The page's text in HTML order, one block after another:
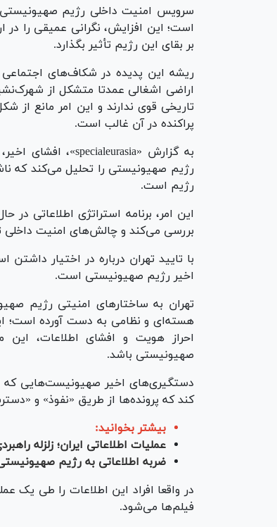
بر بقای این رژیم تأثیر بگذارد.
ریشه این پدیده در شکاف‌های
اراضی اشغالی عمدتا متشکل از
تاریخی قوی ندارند و این امر مانع
پراکنده در آن غالب است.
رژیم صهیونیستی را تحلیل می‌کند که
رژیم است.
این امر، برنامه استراتژی اطلاعاتی
بررسی می‌کند و چالش‌های امنیت داخلی
با تایید تهران درباره در اختیار
اخیر رژیم صهیونیستی است.
تهران به ساختار‌های امنیتی رژیم
هسته‌ای و نظامی به دست آورده است؛
احراز هویت و افشای اطلاعات،
صهیونیستی باشد.
دستگیری‌های اخیر صهیونیست‌هایی که
کند که پرونده‌ها از طریق «نفوذ» و
بیشتر بخوانید:
عملیات اطلاعاتی ایران؛ زلزله
ضربه اطلاعاتی به رژیم
در واقعا افراد این اطلاعات را طی یک
فیلم‌ها می‌شود.